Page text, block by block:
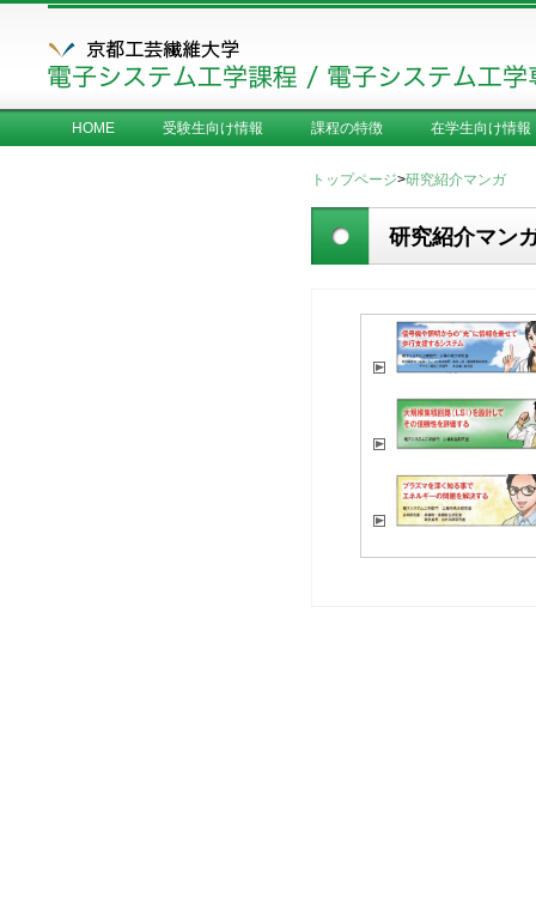
HOME 受験生向け情報 課程の特徴 在学生向け情報
トップページ>研究紹介マンガ
研究紹介マン